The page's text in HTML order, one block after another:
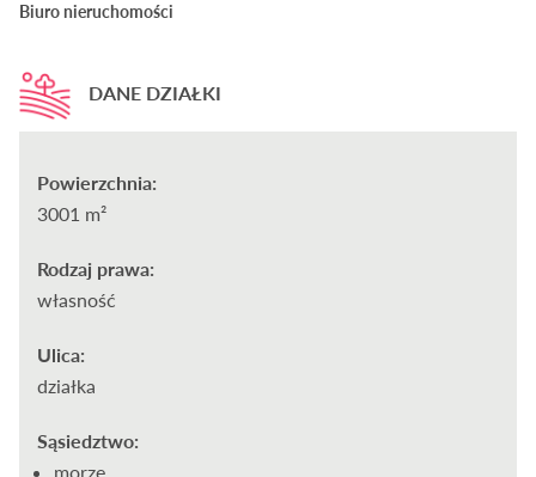
Biuro nieruchomości
DANE DZIAŁKI
Powierzchnia:
3001 m²
Rodzaj prawa:
własność
Ulica:
działka
Sąsiedztwo:
morze